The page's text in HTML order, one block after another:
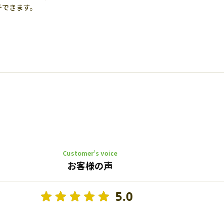
きます。
Customer’s voice
お客様の声
5.0